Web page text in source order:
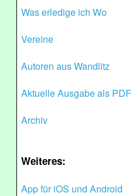
Was erledige ich Wo
Vereine
Autoren aus Wandlitz
Aktuelle Ausgabe als PDF
Archiv
Weiteres:
App für iOS und Android